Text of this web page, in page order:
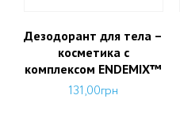
Дезодорант для тела –
косметика с
комплексом ENDEMIX™
131,00грн